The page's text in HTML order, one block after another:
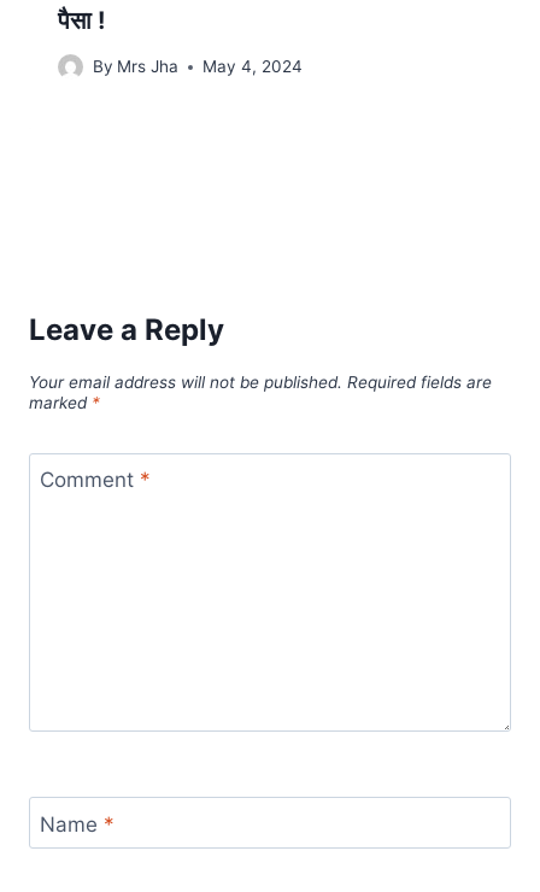
पैसा !
By Mrs Jha May 4, 2024
Leave a Reply
Your email address will not be published. Required fields are
marked *
Comment *
Name *